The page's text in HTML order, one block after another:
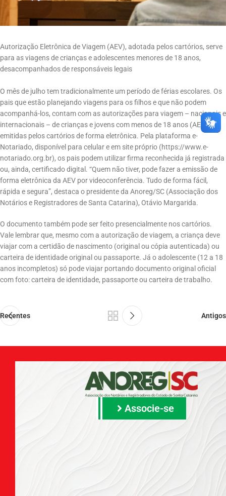
Autorização Eletrônica de Viagem (AEV), adotada pelos cartórios, serve
para as viagens de crianças e adolescentes menores de 18 anos,
desacompanhados de responsáveis legais
O mês de julho tem tradicionalmente um período de férias escolares. Os
pais que estão planejando viagens para os filhos e que não podem
acompanhá-los, contam com as autorizações para viagem – nacionais e
internacionais – de crianças e jovens com menos de 18 anos (AEV),
emitidas pelos cartórios de forma eletrônica. Pela plataforma e-
Notariado, disponível para celular e em site próprio (https://www.e-
notariado.org.br), os pais podem utilizar firma reconhecida já registrada
ou, ainda, certificado digital. “Quem não tiver, pode fazer a emissão de
forma eletrônica da AEV por videoconferência. Tudo de forma fácil,
rápida e segura”, destaca o presidente da Anoreg/SC (Associação dos
Notários e Registradores de Santa Catarina), Otávio Margarida.
O documento também pode ser feito presencialmente nos cartórios.
Vale lembrar que, mesmo com a autorização de viagem, a criança deve
viajar com a certidão de nascimento (original ou cópia autenticada) ou
carteira de identidade original ou passaporte. Já o adolescente (12 a 18
anos incompletos) só pode viajar portando documento original oficial
com foto: carteira de identidade, passaporte ou carteira de trabalho.
Recentes Antigos
Associe-se